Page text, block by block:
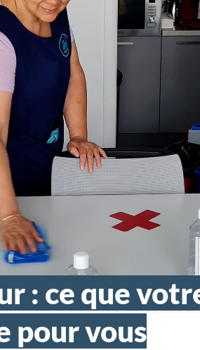
: ce que
pour vous